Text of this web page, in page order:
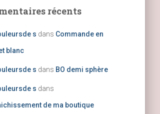
récents
s dans Commande en
blanc
s dans BO demi sphère
s dans
de ma boutique